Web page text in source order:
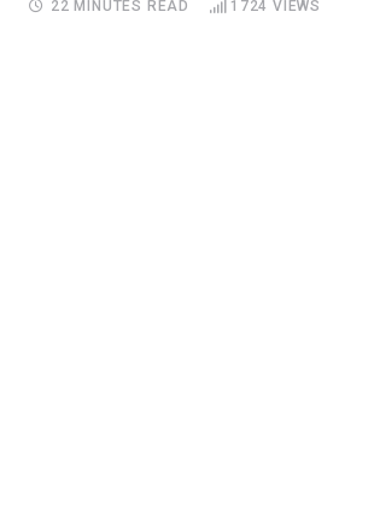
22 MINUTES READ 1724 VIEWS